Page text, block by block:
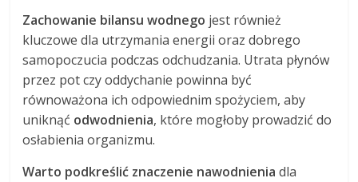
Zachowanie bilansu wodnego jest również
kluczowe dla utrzymania energii oraz dobrego
samopoczucia podczas odchudzania. Utrata płynów
przez pot czy oddychanie powinna być
równoważona ich odpowiednim spożyciem, aby
uniknąć odwodnienia, które mogłoby prowadzić do
osłabienia organizmu.
Warto podkreślić znaczenie nawodnienia dla